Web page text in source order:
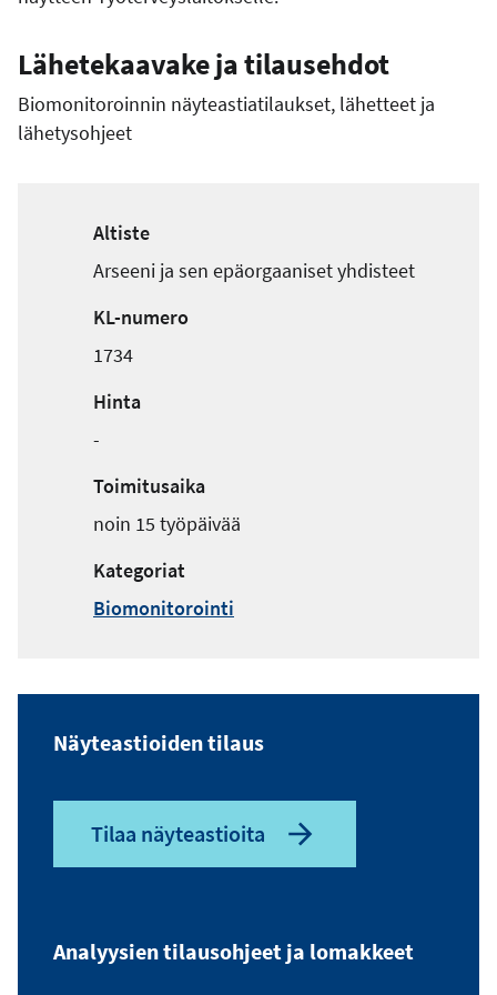
Lähetekaavake ja tilausehdot
Biomonitoroinnin näyteastiatilaukset, lähetteet ja
lähetysohjeet
Altiste
Arseeni ja sen epäorgaaniset yhdisteet
KL-numero
1734
Hinta
-
Toimitusaika
noin 15 työpäivää
Kategoriat
Biomonitorointi
Näyteastioiden tilaus
Tilaa näyteastioita
Analyysien tilausohjeet ja lomakkeet